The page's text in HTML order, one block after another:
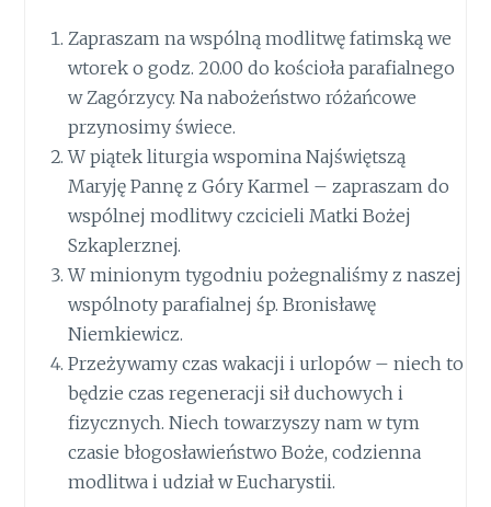
Zapraszam na wspólną modlitwę fatimską we
wtorek o godz. 20.00 do kościoła parafialnego
w Zagórzycy. Na nabożeństwo różańcowe
przynosimy świece.
W piątek liturgia wspomina Najświętszą
Maryję Pannę z Góry Karmel – zapraszam do
wspólnej modlitwy czcicieli Matki Bożej
Szkaplerznej.
W minionym tygodniu pożegnaliśmy z naszej
wspólnoty parafialnej śp. Bronisławę
Niemkiewicz.
Przeżywamy czas wakacji i urlopów – niech to
będzie czas regeneracji sił duchowych i
fizycznych. Niech towarzyszy nam w tym
czasie błogosławieństwo Boże, codzienna
modlitwa i udział w Eucharystii.